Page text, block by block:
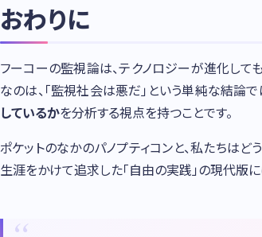
おわりに
フーコーの監視論は、テクノロジーが進化して
なのは、「監視社会は悪だ」という単純な結論で
しているかを分析する視点を持つことです。
ポケットのなかのパノプティコンと、私たちは
生涯をかけて追求した「自由の実践」の現代版に